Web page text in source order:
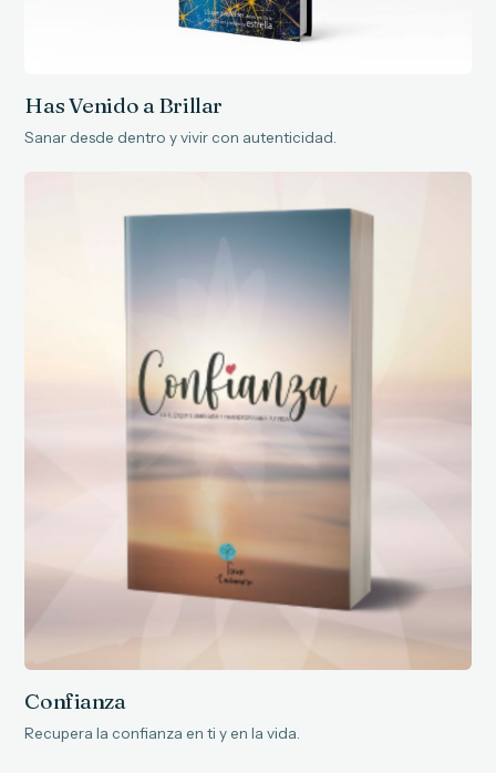
Has Venido a Brillar
Sanar desde dentro y vivir con autenticidad.
Confianza
Recupera la confianza en ti y en la vida.